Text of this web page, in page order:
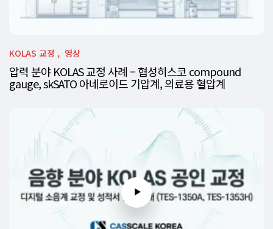
KOLAS 교정 영상
압력 분야 KOLAS 교정 사례 – 협성히스코 compound
gauge, skSATO 아네로이드 기압계, 의료용 혈압계